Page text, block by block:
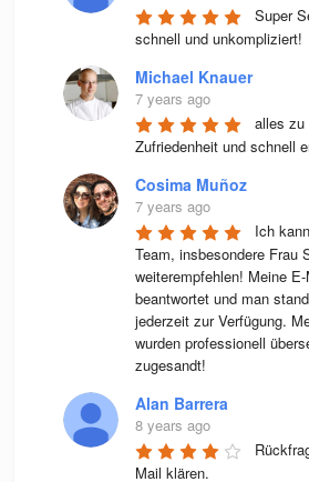
Super
schnell und unkompliziert!
Michael Knauer
7 years ago
alles zu
Zufriedenheit und schnell
Cosima Muñoz
7 years ago
Ich
Team, insbesondere Frau
weiterempfehlen! Meine
beantwortet und man
jederzeit zur Verfügung.
wurden professionell
zugesandt!
Alan Barrera
8 years ago
Mail klären.